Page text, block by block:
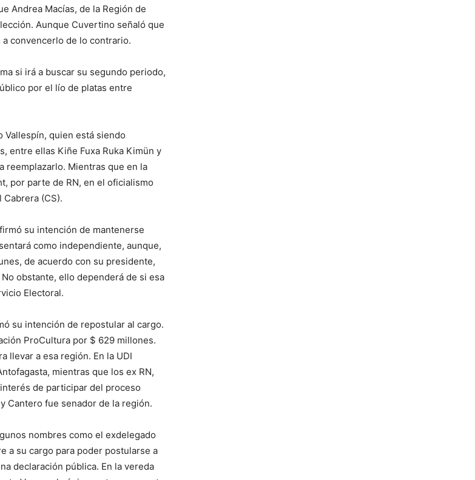
Andrea Macías, de la Región de
Aunque Cuvertino señaló que
convencerlo de lo contrario.
si irá a buscar su segundo periodo,
por el lío de platas entre
Vallespín, quien está siendo
entre ellas Kiñe Fuxa Ruka Kimün y
reemplazarlo. Mientras que en la
por parte de RN, en el oficialismo
(CS).
su intención de mantenerse
como independiente, aunque,
de acuerdo con su presidente,
obstante, ello dependerá de si esa
Electoral.
su intención de repostular al cargo.
ProCultura por $ 629 millones.
llevar a esa región. En la UDI
mientras que los ex RN,
de participar del proceso
Cantero fue senador de la región.
nombres como el exdelegado
a su cargo para poder postularse a
declaración pública. En la vereda